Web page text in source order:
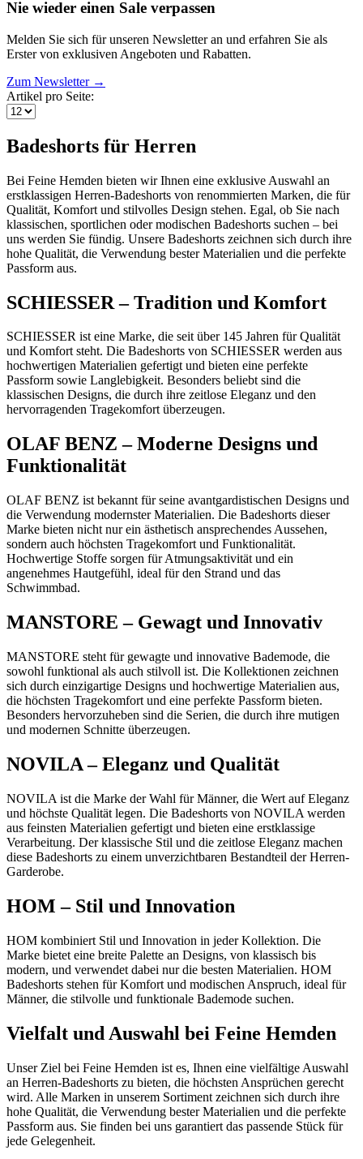
Nie wieder einen Sale verpassen
Melden Sie sich für unseren Newsletter an und erfahren Sie als
Erster von exklusiven Angeboten und Rabatten.
Zum Newsletter →
Artikel pro Seite:
Badeshorts für Herren
Bei Feine Hemden bieten wir Ihnen eine exklusive Auswahl an
erstklassigen Herren-Badeshorts von renommierten Marken, die für
Qualität, Komfort und stilvolles Design stehen. Egal, ob Sie nach
klassischen, sportlichen oder modischen Badeshorts suchen – bei
uns werden Sie fündig. Unsere Badeshorts zeichnen sich durch ihre
hohe Qualität, die Verwendung bester Materialien und die perfekte
Passform aus.
SCHIESSER – Tradition und Komfort
SCHIESSER ist eine Marke, die seit über 145 Jahren für Qualität
und Komfort steht. Die Badeshorts von SCHIESSER werden aus
hochwertigen Materialien gefertigt und bieten eine perfekte
Passform sowie Langlebigkeit. Besonders beliebt sind die
klassischen Designs, die durch ihre zeitlose Eleganz und den
hervorragenden Tragekomfort überzeugen.
OLAF BENZ – Moderne Designs und
Funktionalität
OLAF BENZ ist bekannt für seine avantgardistischen Designs und
die Verwendung modernster Materialien. Die Badeshorts dieser
Marke bieten nicht nur ein ästhetisch ansprechendes Aussehen,
sondern auch höchsten Tragekomfort und Funktionalität.
Hochwertige Stoffe sorgen für Atmungsaktivität und ein
angenehmes Hautgefühl, ideal für den Strand und das
Schwimmbad.
MANSTORE – Gewagt und Innovativ
MANSTORE steht für gewagte und innovative Bademode, die
sowohl funktional als auch stilvoll ist. Die Kollektionen zeichnen
sich durch einzigartige Designs und hochwertige Materialien aus,
die höchsten Tragekomfort und eine perfekte Passform bieten.
Besonders hervorzuheben sind die Serien, die durch ihre mutigen
und modernen Schnitte überzeugen.
NOVILA – Eleganz und Qualität
NOVILA ist die Marke der Wahl für Männer, die Wert auf Eleganz
und höchste Qualität legen. Die Badeshorts von NOVILA werden
aus feinsten Materialien gefertigt und bieten eine erstklassige
Verarbeitung. Der klassische Stil und die zeitlose Eleganz machen
diese Badeshorts zu einem unverzichtbaren Bestandteil der Herren-
Garderobe.
HOM – Stil und Innovation
HOM kombiniert Stil und Innovation in jeder Kollektion. Die
Marke bietet eine breite Palette an Designs, von klassisch bis
modern, und verwendet dabei nur die besten Materialien. HOM
Badeshorts stehen für Komfort und modischen Anspruch, ideal für
Männer, die stilvolle und funktionale Bademode suchen.
Vielfalt und Auswahl bei Feine Hemden
Unser Ziel bei Feine Hemden ist es, Ihnen eine vielfältige Auswahl
an Herren-Badeshorts zu bieten, die höchsten Ansprüchen gerecht
wird. Alle Marken in unserem Sortiment zeichnen sich durch ihre
hohe Qualität, die Verwendung bester Materialien und die perfekte
Passform aus. Sie finden bei uns garantiert das passende Stück für
jede Gelegenheit.